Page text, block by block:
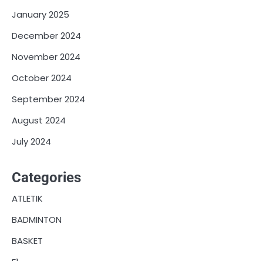
January 2025
December 2024
November 2024
October 2024
September 2024
August 2024
July 2024
Categories
ATLETIK
BADMINTON
BASKET